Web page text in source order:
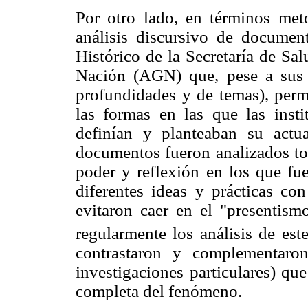
Por otro lado, en términos
análisis discursivo de
Histórico de la Secretaría de
Nación (AGN) que, pese a sus
profundidades y de temas),
las formas en las que las
definían y planteaban su
documentos fueron analizados
poder y reflexión en los que
diferentes ideas y prácticas
evitaron caer en el
regularmente los análisis de
contrastaron y
investigaciones particulares)
completa del fenómeno.